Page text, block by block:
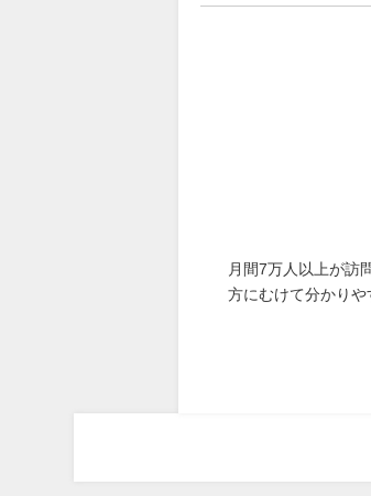
月間7万人以上が訪
方にむけて分かりや